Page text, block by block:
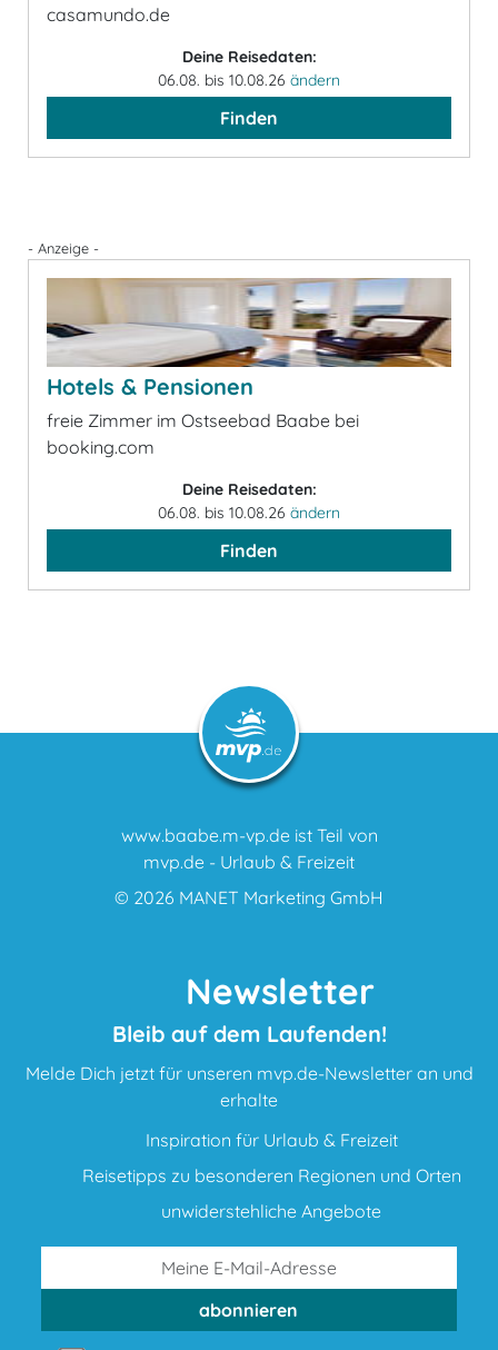
casamundo.de
Deine Reisedaten:
06.08. bis 10.08.26 ändern
Finden
- Anzeige -
Hotels & Pensionen
freie Zimmer im Ostseebad Baabe bei
booking.com
Deine Reisedaten:
06.08. bis 10.08.26 ändern
Finden
www.baabe.m-vp.de ist Teil von
mvp.de - Urlaub & Freizeit
© 2026 MANET Marketing GmbH
Newsletter
Bleib auf dem Laufenden!
Melde Dich jetzt für unseren mvp.de-Newsletter an und
erhalte
Inspiration für Urlaub & Freizeit
Reisetipps zu besonderen Regionen und Orten
unwiderstehliche Angebote
abonnieren